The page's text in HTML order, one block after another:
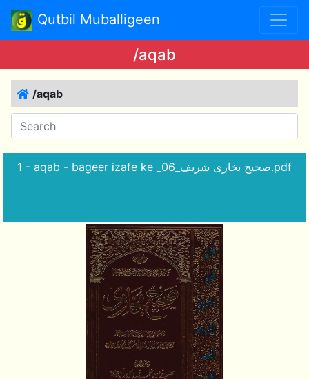
Qutbil Muballigeen
/aqab
/aqab
1 - aqab - bageer izafe ke _صحیح بخاری شریف_06.pdf